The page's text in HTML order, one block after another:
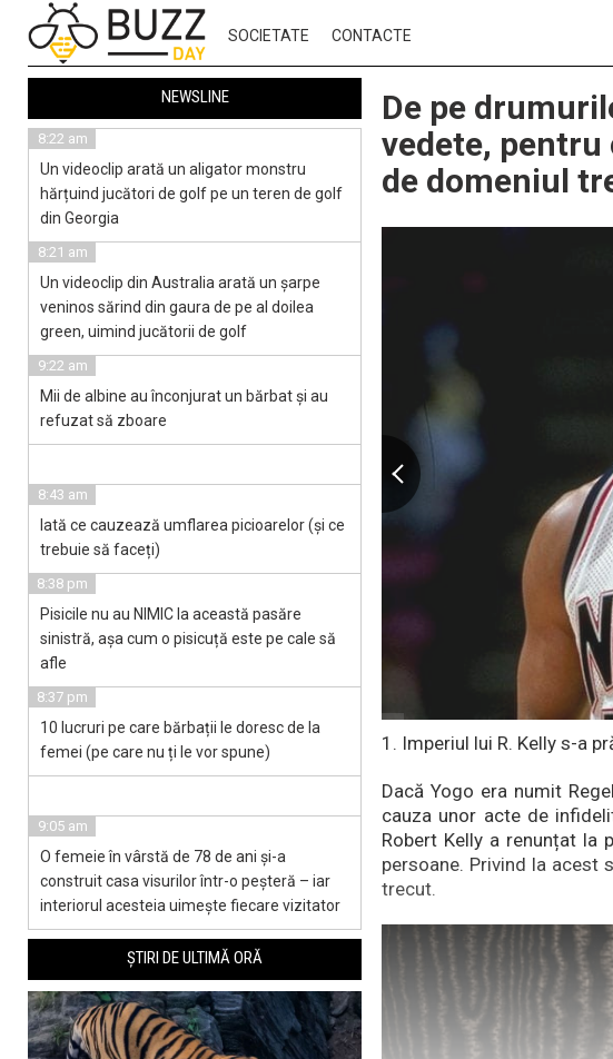
SOCIETATE CONTACTE
De pe
vedete,
de domeniul
1. Imperiul lui R. Kelly s-a
Dacă Yogo era numit
cauza unor acte de
Robert Kelly a renunțat la
persoane. Privind la acest
trecut.
NEWSLINE
8:22 am
Un videoclip arată un aligator monstru
hărțuind jucători de golf pe un teren de golf
din Georgia
8:21 am
Un videoclip din Australia arată un șarpe
veninos sărind din gaura de pe al doilea
green, uimind jucătorii de golf
9:22 am
Mii de albine au înconjurat un bărbat și au
refuzat să zboare
8:43 am
Iată ce cauzează umflarea picioarelor (și ce
trebuie să faceți)
8:38 pm
Pisicile nu au NIMIC la această pasăre
sinistră, așa cum o pisicuță este pe cale să
afle
8:37 pm
10 lucruri pe care bărbații le doresc de la
femei (pe care nu ți le vor spune)
9:05 am
O femeie în vârstă de 78 de ani și-a
construit casa visurilor într-o peșteră – iar
interiorul acesteia uimește fiecare vizitator
ȘTIRI DE ULTIMĂ ORĂ